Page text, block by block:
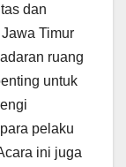
dan
Timur
ruang
untuk
pelaku
ini juga